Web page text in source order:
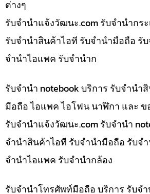
ต่างๆ
รับจํานําแจ้งวัฒนะ.com รับจำนำกร
รับจำนำสินค้าไอที รับจำนำมือถือ รั
จำนำไอแพค รับจำนำก
รับจำนำ notebook บริการ รับจำนำ
มือถือ ไอแพค ไอโฟน นาฬิกา และ ข
รับจํานําแจ้งวัฒนะ.com รับจำนำ
จำนำสินค้าไอที รับจำนำมือถือ รับจ
จำนำไอแพค รับจำนำกล้อง
รับจำนำโทรศัพท์มือถือ บริการ รับจ